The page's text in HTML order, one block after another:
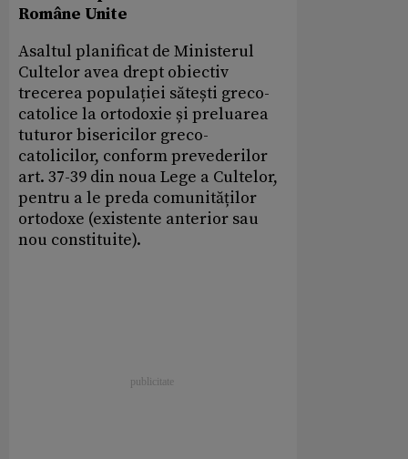
Române Unite
Asaltul planificat de Ministerul
Cultelor avea drept obiectiv
trecerea populației sătești greco-
catolice la ortodoxie și preluarea
tuturor bisericilor greco-
catolicilor, conform prevederilor
art. 37-39 din noua Lege a Cultelor,
pentru a le preda comunităților
ortodoxe (existente anterior sau
nou constituite).